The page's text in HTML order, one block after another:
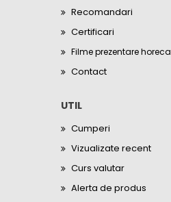
Recomandari
Certificari
Filme prezentare horeca
Contact
UTIL
Cumperi
Vizualizate recent
Curs valutar
Alerta de produs